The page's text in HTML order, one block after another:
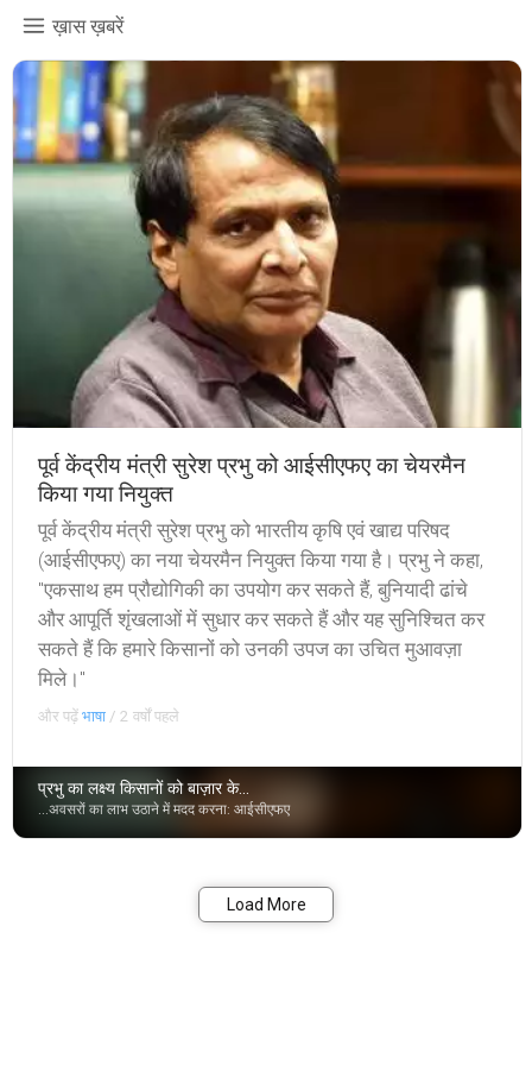
ख़ास ख़बरें
पूर्व केंद्रीय मंत्री सुरेश प्रभु को आईसीएफए का चेयरमैन
किया गया नियुक्त
पूर्व केंद्रीय मंत्री सुरेश प्रभु को भारतीय कृषि एवं खाद्य परिषद
(आईसीएफए) का नया चेयरमैन नियुक्त किया गया है। प्रभु ने कहा,
"एकसाथ हम प्रौद्योगिकी का उपयोग कर सकते हैं, बुनियादी ढांचे
और आपूर्ति शृंखलाओं में सुधार कर सकते हैं और यह सुनिश्चित कर
सकते हैं कि हमारे किसानों को उनकी उपज का उचित मुआवज़ा
मिले।"
और पढ़ेंभाषा /2 वर्षों पहले
प्रभु का लक्ष्य किसानों को बाज़ार के...
...अवसरों का लाभ उठाने में मदद करना: आईसीएफए
Load More